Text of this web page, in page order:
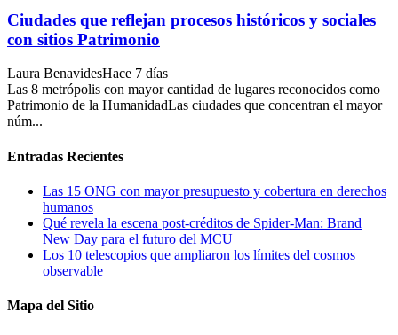
Ciudades que reflejan procesos históricos y sociales
con sitios Patrimonio
Laura BenavidesHace 7 días
Las 8 metrópolis con mayor cantidad de lugares reconocidos como
Patrimonio de la HumanidadLas ciudades que concentran el mayor
núm...
Entradas Recientes
Las 15 ONG con mayor presupuesto y cobertura en derechos
humanos
Qué revela la escena post-créditos de Spider-Man: Brand
New Day para el futuro del MCU
Los 10 telescopios que ampliaron los límites del cosmos
observable
Mapa del Sitio